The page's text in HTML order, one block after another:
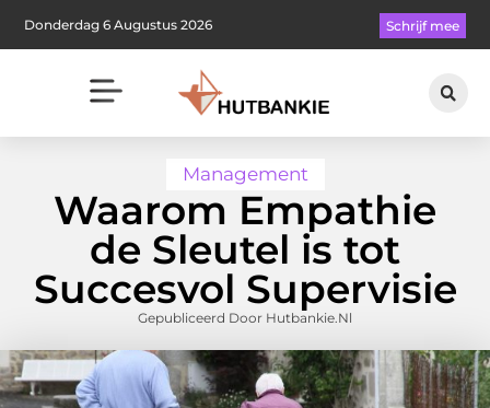
Donderdag 6 Augustus 2026 Schrijf mee
Management
Waarom Empathie
de Sleutel is tot
Succesvol Supervisie
Gepubliceerd Door Hutbankie.nl